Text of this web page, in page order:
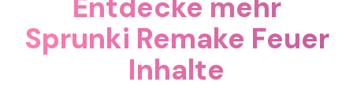
Entdecke mehr
Sprunki Remake Feuer
Inhalte